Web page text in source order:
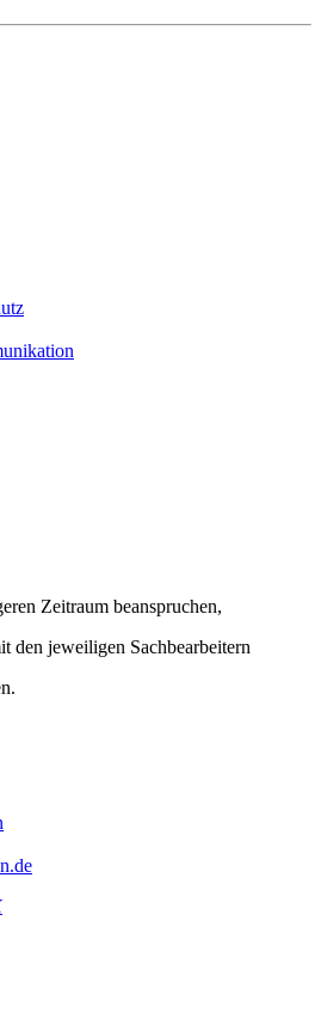
Zeitraum beanspruchen,
den jeweiligen Sachbearbeitern